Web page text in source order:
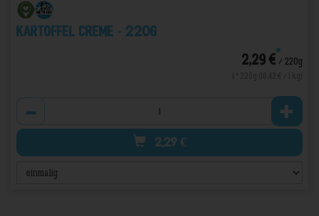
Kartoffel Creme - 220g
2,29 €*/ 220g
2,29 €